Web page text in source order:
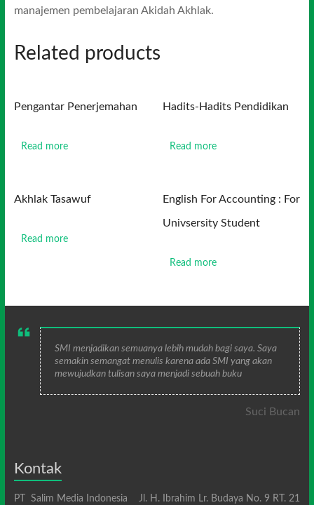
manajemen pembelajaran Akidah Akhlak.
Related products
Pengantar Penerjemahan
Read more
Hadits-Hadits Pendidikan
Read more
Akhlak Tasawuf
Read more
English For Accounting : For
Univsersity Student
Read more
SMI menjadikan semuanya lebih mudah bagi saya. Saya
semakin semangat menulis karena ada SMI yang akan
mewujudkan tulisan saya menjadi sebuah buku
Suci Bucan
Kontak
PT Salim Media Indonesia Jl. H. Ibrahim Lr. Budaya No. 9 RT. 21